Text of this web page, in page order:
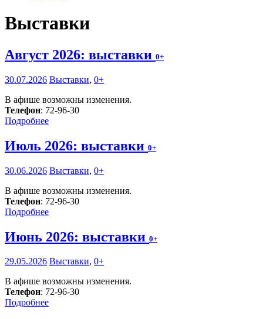
Выставки
Август 2026: выставки 0+
30.07.2026 Выставки, 0+
В афише возможны изменения.
Телефон: 72-96-30
Подробнее
Июль 2026: выставки 0+
30.06.2026 Выставки, 0+
В афише возможны изменения.
Телефон: 72-96-30
Подробнее
Июнь 2026: выставки 0+
29.05.2026 Выставки, 0+
В афише возможны изменения.
Телефон: 72-96-30
Подробнее